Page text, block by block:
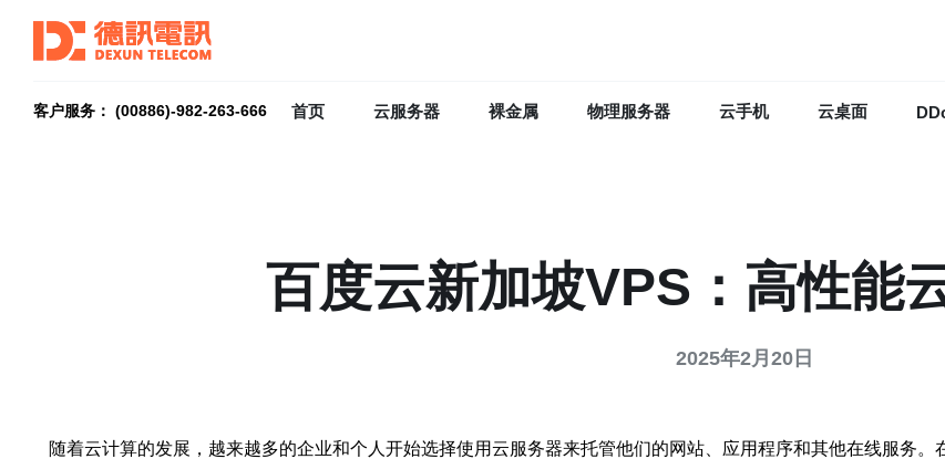
客户服务： (00886)-982-263-666 首页 云服务器 裸金属 物理服务器 云手机 云桌面
百度云新加坡VPS：高性能
2025年2月20日
随着云计算的发展，越来越多的企业和个人开始选择使用云服务器来托管他们的网站、应用程序和其他在线服务